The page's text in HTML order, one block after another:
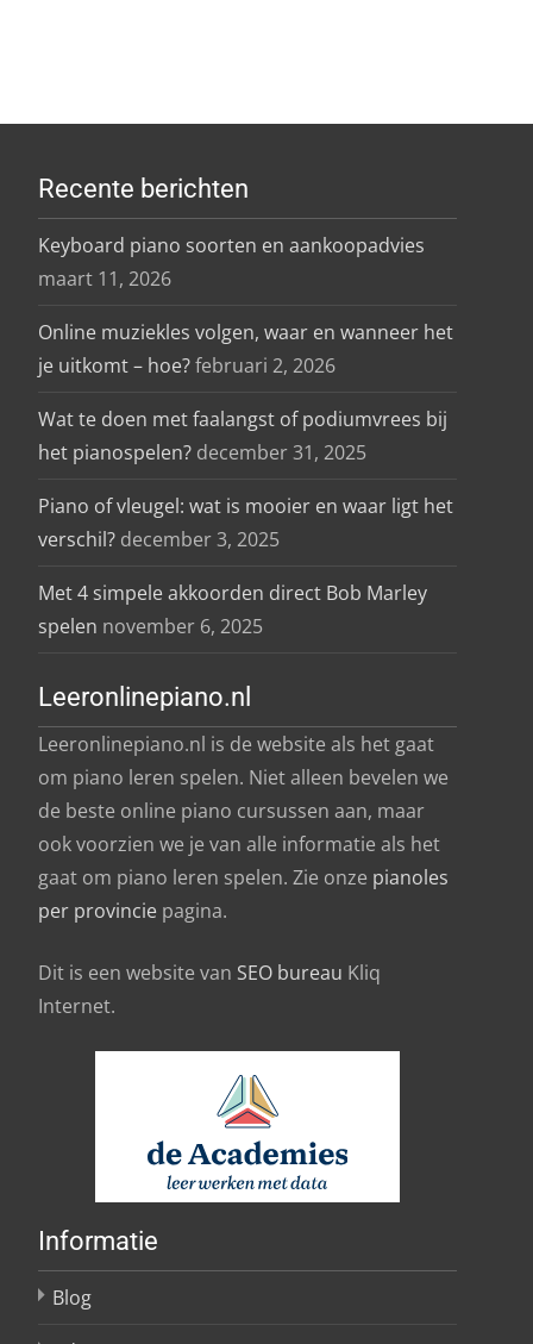
Recente berichten
Keyboard piano soorten en aankoopadvies
maart 11, 2026
Online muziekles volgen, waar en wanneer het
je uitkomt – hoe?februari 2, 2026
Wat te doen met faalangst of podiumvrees bij
het pianospelen? december 31, 2025
Piano of vleugel: wat is mooier en waar ligt het
verschil? december 3, 2025
Met 4 simpele akkoorden direct Bob Marley
spelen november 6, 2025
Leeronlinepiano.nl
Leeronlinepiano.nl is de website als het gaat
om piano leren spelen. Niet alleen bevelen we
de beste online piano cursussen aan, maar
ook voorzien we je van alle informatie als het
gaat om piano leren spelen. Zie onze pianoles
per provincie pagina.
Dit is een website van SEO bureau Kliq
Internet.
Informatie
Blog